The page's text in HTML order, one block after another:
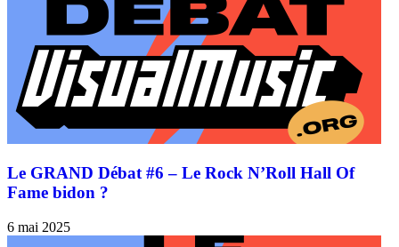
Le GRAND Débat #6 – Le Rock N’Roll Hall Of
Fame bidon ?
6 mai 2025